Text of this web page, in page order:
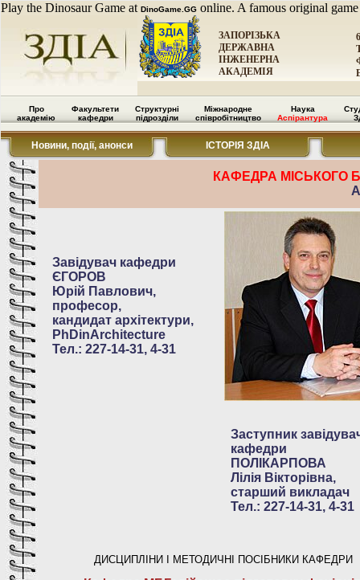
Play the Dinosaur Game at DinoGame.GG online. A famous original
ЗАПОРІЗЬКА
ДЕРЖАВНА
ІНЖЕНЕРНА
АКАДЕМІЯ
Про
академію
Факультети
кафедри
Структурні
підрозділи
Міжнародне
співробітництво
Наука
Аспірантура
Новини, події, анонси ІСТОРІЯ ЗДІА
КАФЕДРА МІСЬКОГО
Завідувач кафедри
ЄГОРОВ
Юрій Павлович,
професор,
кандидат архітектури,
PhDinArchitecture
Тел.: 227-14-31, 4-31
Заступник
кафедри
ПОЛІКАРПОВА
Лілія Вікторівна,
старший викладач
Тел.: 227-14-31, 4-31
ДИСЦИПЛІНИ І МЕТОДИЧНІ ПОСІБНИКИ КАФЕДРИ